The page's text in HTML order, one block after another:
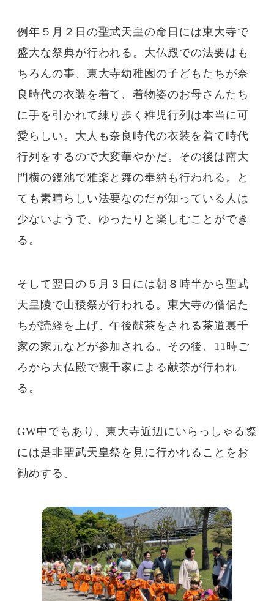
例年５月２日の聖武天皇の命日には東大寺で
盛大な祭典が行われる。大仏殿での法要はも
ちろんの事、東大寺幼稚園の子どもたちが奈
良時代の衣装を着て、着物姿のお母さんたち
に手を引かれて練り歩く稚児行列は本当に可
愛らしい。大人も奈良時代の衣装を着て時代
行列をするので大変華やかだ。その後は南大
門横の鏡池で雅楽と舞の奉納も行われる。と
ても素晴らしい法要なのだが知っている人は
少ないようで、ゆったりと楽しむことができ
る。
そして翌日の５月３日には朝８時半から聖武
天皇陵で山稜祭が行われる。東大寺の僧侶た
ちが読経を上げ、午後献茶をされる茶道裏千
家の家元などが参加される。その後、11時ご
ろから大仏殿で裏千家による献茶が行われ
る。
GW中でもあり、東大寺近辺にいらっしゃる際
には是非聖武天皇祭を見に行かれることをお
勧めする。